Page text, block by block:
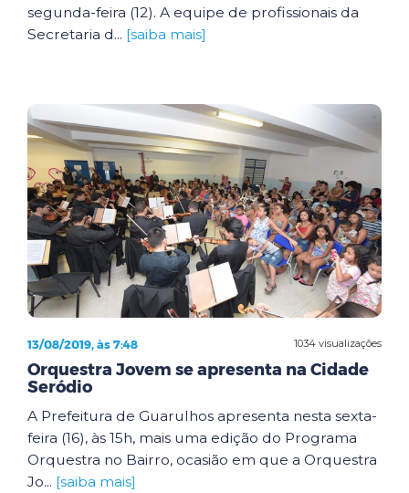
segunda-feira (12). A equipe de profissionais da
Secretaria d... [saiba mais]
1034 visualizações
13/08/2019, às 7:48
Orquestra Jovem se apresenta na Cidade
Seródio
A Prefeitura de Guarulhos apresenta nesta sexta-
feira (16), às 15h, mais uma edição do Programa
Orquestra no Bairro, ocasião em que a Orquestra
Jo... [saiba mais]